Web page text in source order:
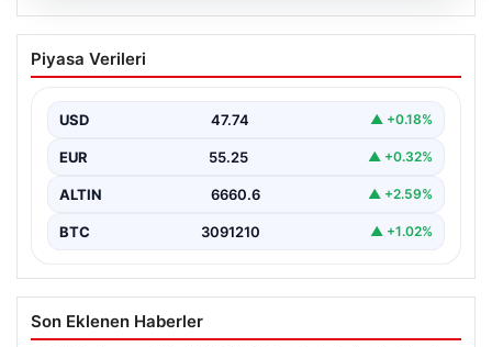
Bursa’daki orman yangını kontrol altında
Piyasa Verileri
USD 47.74 ▲ +0.18%
EUR 55.25 ▲ +0.32%
ALTIN 6660.6 ▲ +2.59%
BTC 3091210 ▲ +1.02%
Son Eklenen Haberler